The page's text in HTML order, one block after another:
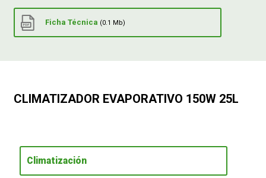
Ficha Técnica (0.1 Mb)
CLIMATIZADOR EVAPORATIVO 150W 25L
Climatización
DESPIECE